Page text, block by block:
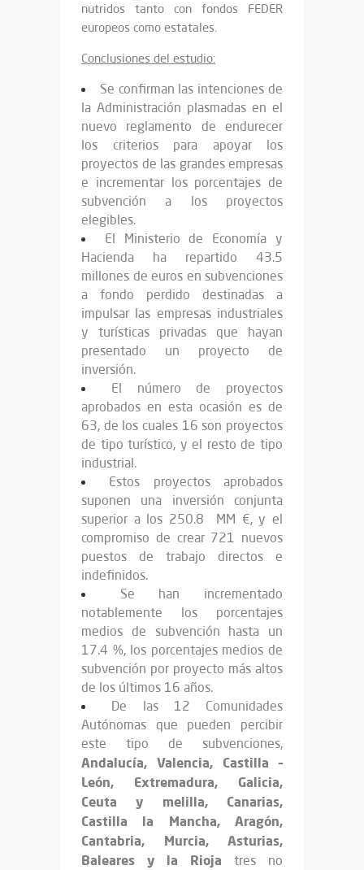
nutridos tanto con fondos FEDER
europeos como estatales.
Conclusiones del estudio:
Se confirman las intenciones de
la Administración plasmadas en el
nuevo reglamento de endurecer
los criterios para apoyar los
proyectos de las grandes empresas
e incrementar los porcentajes de
subvención a los proyectos
elegibles.
El Ministerio de Economía y
Hacienda ha repartido 43.5
millones de euros en subvenciones
a fondo perdido destinadas a
impulsar las empresas industriales
y turísticas privadas que hayan
presentado un proyecto de
inversión.
El número de proyectos
aprobados en esta ocasión es de
63, de los cuales 16 son proyectos
de tipo turístico, y el resto de tipo
industrial.
Estos proyectos aprobados
suponen una inversión conjunta
superior a los 250.8 MM €, y el
compromiso de crear 721 nuevos
puestos de trabajo directos e
indefinidos.
Se han incrementado
notablemente los porcentajes
medios de subvención hasta un
17.4 %, los porcentajes medios de
subvención por proyecto más altos
de los últimos 16 años.
De las 12 Comunidades
Autónomas que pueden percibir
este tipo de subvenciones,
Andalucía, Valencia, Castilla –
León, Extremadura, Galicia,
Ceuta y melilla, Canarias,
Castilla la Mancha, Aragón,
Cantabria, Murcia, Asturias,
Baleares y la Rioja tres no